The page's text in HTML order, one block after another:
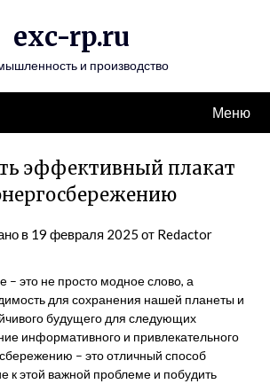
exc-rp.ru
и производство
Меню
эффективный плакат
в 19 февраля 2025 от Redactor
– это не просто модное слово, а
для сохранения нашей планеты и
будущего для следующих
информативного и привлекательного
– это отличный способ
к этой важной проблеме и побудить